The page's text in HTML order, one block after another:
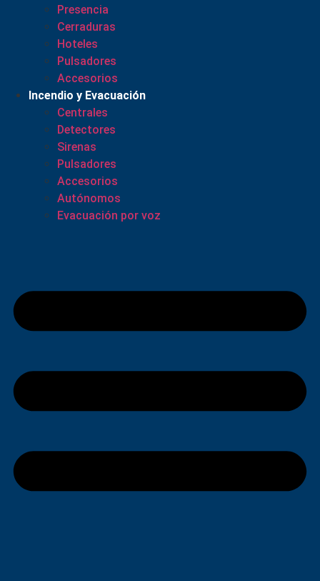
Presencia
Cerraduras
Hoteles
Pulsadores
Accesorios
Incendio y Evacuación
Centrales
Detectores
Sirenas
Pulsadores
Accesorios
Autónomos
Evacuación por voz